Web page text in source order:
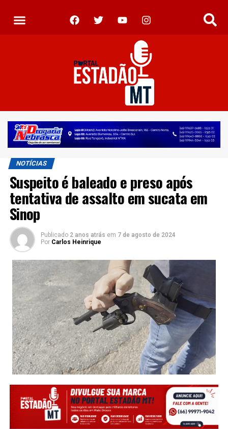
NOTÍCIAS
Suspeito é baleado e preso após
tentativa de assalto em sucata em
Sinop
Publicado 2 anos atrás em 7 de agosto de 2024
Por Carlos Heinrique